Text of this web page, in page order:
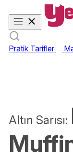
Pratik Tarifler
Altın Sarısı: